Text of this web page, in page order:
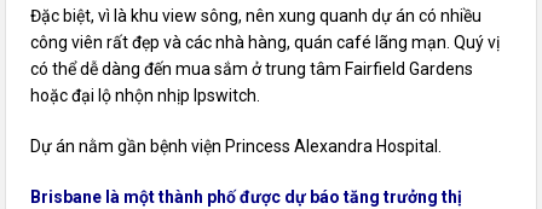
Đặc biệt, vì là khu view sông, nên xung quanh dự án có nhiều
công viên rất đẹp và các nhà hàng, quán café lãng mạn. Quý vị
có thể dễ dàng đến mua sắm ở trung tâm Fairfield Gardens
hoặc đại lộ nhộn nhịp Ipswitch.
Dự án nằm gần bệnh viện Princess Alexandra Hospital.
Brisbane là một thành phố được dự báo tăng trưởng thị